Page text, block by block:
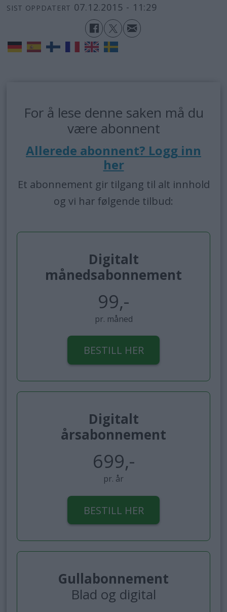
SIST OPPDATERT 07.12.2015 - 11:29
For å lese denne saken må du
være abonnent
Allerede abonnent? Logg inn
her
Et abonnement gir tilgang til alt innhold
og vi har følgende tilbud:
Digitalt
månedsabonnement
99,-
pr. måned
BESTILL HER
Digitalt
årsabonnement
699,-
pr. år
BESTILL HER
Gullabonnement
Blad og digital